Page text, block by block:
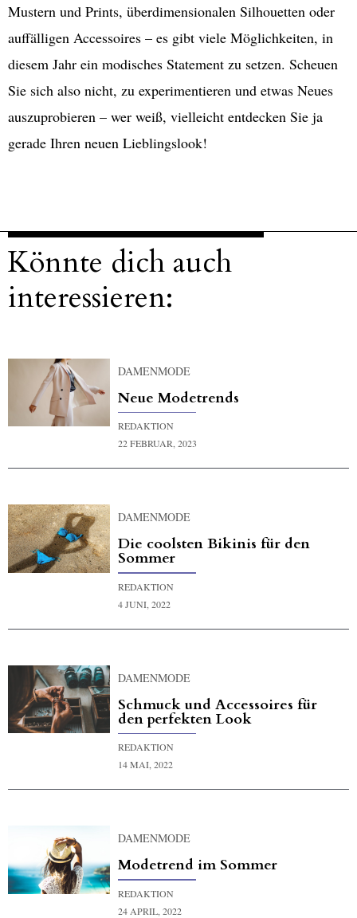
Mustern und Prints, überdimensionalen Silhouetten oder
auffälligen Accessoires – es gibt viele Möglichkeiten, in
diesem Jahr ein modisches Statement zu setzen. Scheuen
Sie sich also nicht, zu experimentieren und etwas Neues
auszuprobieren – wer weiß, vielleicht entdecken Sie ja
gerade Ihren neuen Lieblingslook!
Könnte dich auch
interessieren:
DAMENMODE
Neue Modetrends
REDAKTION
22 FEBRUAR, 2023
DAMENMODE
Die coolsten Bikinis für den
Sommer
REDAKTION
4 JUNI, 2022
DAMENMODE
Schmuck und Accessoires für
den perfekten Look
REDAKTION
14 MAI, 2022
DAMENMODE
Modetrend im Sommer
REDAKTION
24 APRIL, 2022